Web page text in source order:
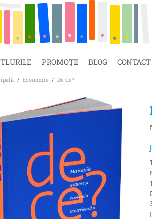
PROMOȚII BLOG CONTACT
/ Economie / De Ce?